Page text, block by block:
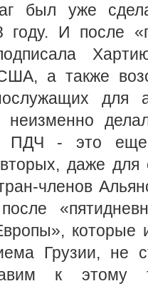
был уже
И после
а также
для
неизменно
ПДЧ - это
даже для
членов
Грузии, не
к этому